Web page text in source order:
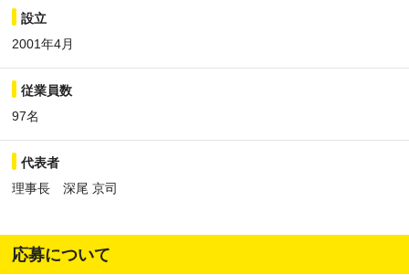
設立
2001年4月
従業員数
97名
代表者
理事長 深尾 京司
応募について